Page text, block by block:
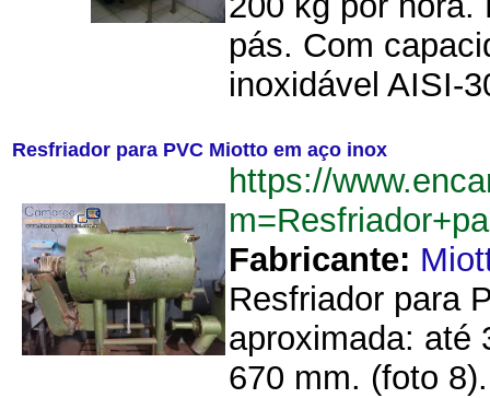
pás. Com
inoxidável AISI-
Resfriador para PVC Miotto em aço inox
https://
Fabricante:
Resfriador para
aproximada: até
670 mm. (foto